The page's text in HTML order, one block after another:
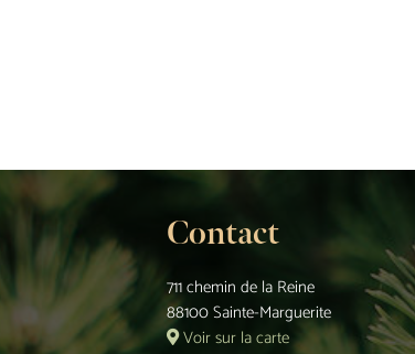
Contact
711 chemin de la Reine
88100 Sainte-Marguerite
Voir sur la carte